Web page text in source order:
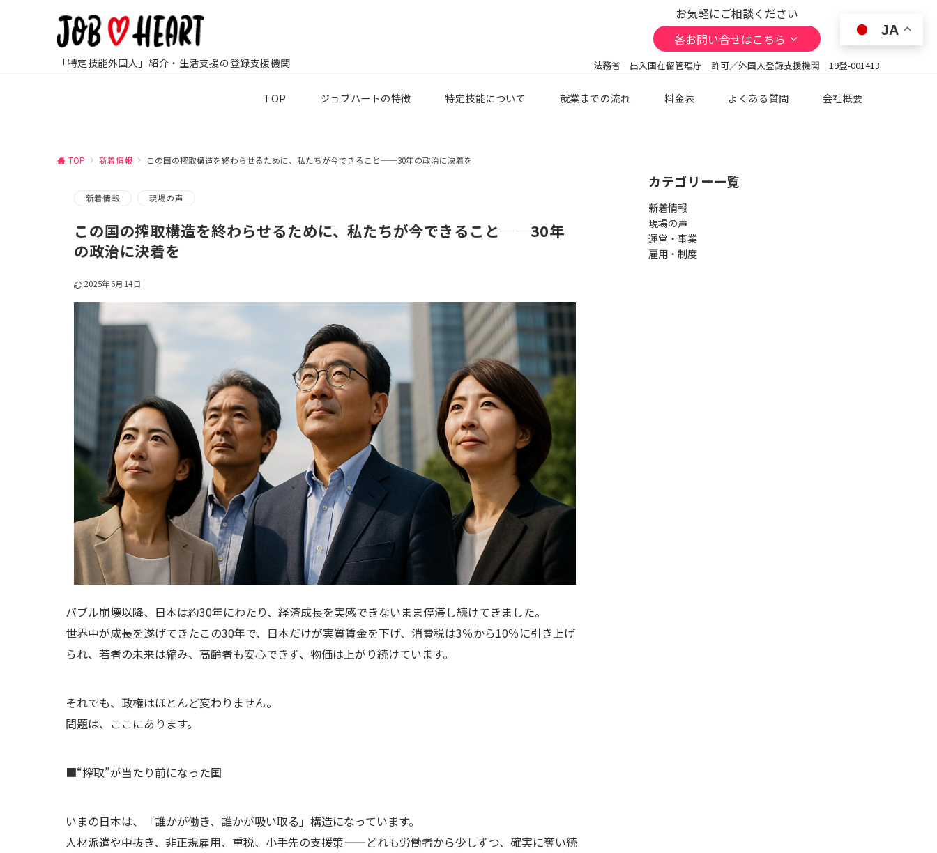
「特定技能外国人」紹介・生活支援の登録支援機関
お気軽にご相談ください
各お問い合せはこちら
法務省 出入国在留管理庁 許可／外国人登録支援機関 19登-001413
TOP ジョブハートの特徴 特定技能について 就業までの流れ 料金表 よくある質問 会社概要
TOP 新着情報 この国の搾取構造を終わらせるために、私たちが今できること──30年の政治に決着を
新着情報 現場の声
この国の搾取構造を終わらせるために、私たちが今できること──30年
の政治に決着を
2025年6月14日
バブル崩壊以降、日本は約30年にわたり、経済成長を実感できないまま停滞し続けてきました。
世界中が成長を遂げてきたこの30年で、日本だけが実質賃金を下げ、消費税は3％から10％に引き上げ
られ、若者の未来は縮み、高齢者も安心できず、物価は上がり続けています。
それでも、政権はほとんど変わりません。
問題は、ここにあります。
■“搾取”が当たり前になった国
いまの日本は、「誰かが働き、誰かが吸い取る」構造になっています。
人材派遣や中抜き、非正規雇用、重税、小手先の支援策——どれも労働者から少しずつ、確実に奪い続
カテゴリー一覧
新着情報
現場の声
運営・事業
雇用・制度
JA